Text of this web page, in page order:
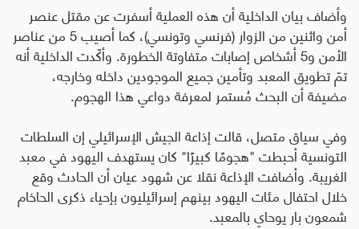
وأضاف بيان الداخلية أن هذه العملية أسفرت عن مقتل عنصر
أمن واثنين من الزوار (فرنسي وتونسي)، كما أصيب 5 من عناصر
الأمن و5 أشخاص إصابات متفاوتة الخطورة. وأكّدت الداخلية أنه
تمّ تطويق المعبد وتأمين جميع الموجودين داخله وخارجه،
مضيفة أن البحث مُستمر لمعرفة دواعي هذا الهجوم.
وفي سياق متصل، قالت إذاعة الجيش الإسرائيلي إن السلطات
التونسية أحبطت "هجومًا كبيرًا" كان يستهدف اليهود في معبد
الغريبة. وأضافت الإذاعة نقلا عن شهود عيان أن الحادث وقع
خلال احتفال مئات اليهود بينهم إسرائيليون بإحياء ذكرى الحاخام
شمعون بار يوحاي بالمعبد.